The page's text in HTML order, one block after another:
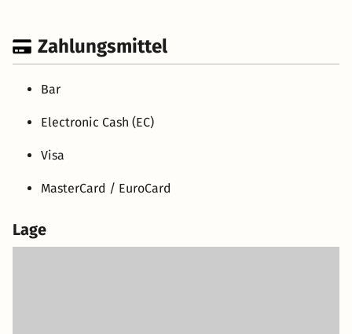
Zahlungsmittel
Bar
Electronic Cash (EC)
Visa
MasterCard / EuroCard
Lage